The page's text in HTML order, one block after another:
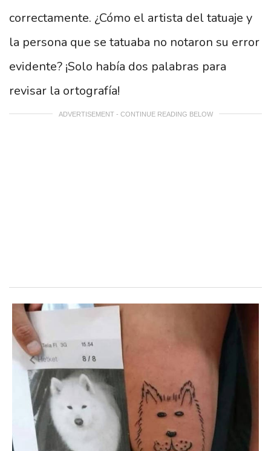
correctamente. ¿Cómo el artista del tatuaje y
la persona que se tatuaba no notaron su error
evidente? ¡Solo había dos palabras para
revisar la ortografía!
ADVERTISEMENT - CONTINUE READING BELOW